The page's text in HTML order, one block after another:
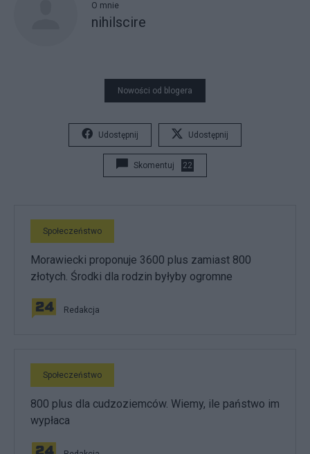
O mnie
nihilscire
Nowości od blogera
Udostępnij Udostępnij
Skomentuj 22
Społeczeństwo
Morawiecki proponuje 3600 plus zamiast 800
złotych. Środki dla rodzin byłyby ogromne
Redakcja
Społeczeństwo
800 plus dla cudzoziemców. Wiemy, ile państwo im
wypłaca